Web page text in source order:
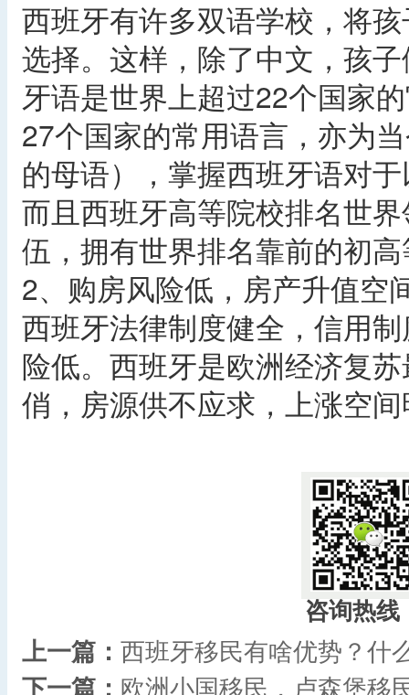
西班牙有许多双语学校，将
选择。这样，除了中文，孩
牙语是世界上超过22个国家
27个国家的常用语言，亦为
的母语），掌握西班牙语对
而且西班牙高等院校排名世
伍，拥有世界排名靠前的初
2、购房风险低，房产升值空
西班牙法律制度健全，信用
险低。西班牙是欧洲经济复
俏，房源供不应求，上涨空
咨询热线
上一篇： 西班牙移民有啥优势？什
下一篇： 欧洲小国移民，卢森堡移